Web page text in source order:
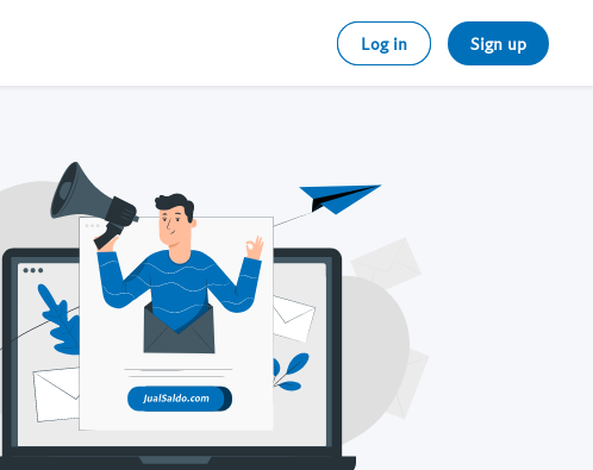
Log in Sign up